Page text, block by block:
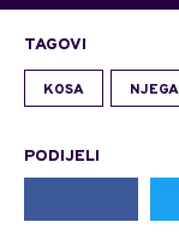
TAGOVI
KOSA NJEGA
PODIJELI